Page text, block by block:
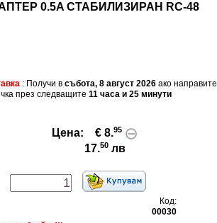
0.5A СТАБИЛИЗИРАН RC-48
: Получи в събота, 8 август 2026 ако направите
през следващите 11 часа и 25 минути
Цена: € 8.95
17.50 лв
Код:
00030